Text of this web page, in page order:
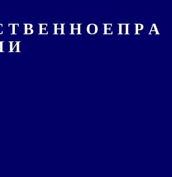
Т В Е Н Н О Е П Р А
И